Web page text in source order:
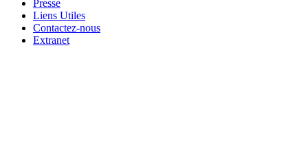
Presse
Liens Utiles
Contactez-nous
Extranet